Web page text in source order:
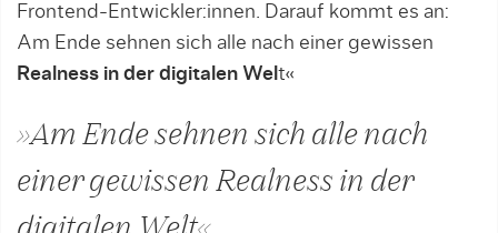
Frontend-Entwickler:innen. Darauf kommt es an:
Am Ende sehnen sich alle nach einer gewissen
Realness in der digitalen Wel t«
»Am Ende sehnen sich alle nach
einer gewissen Realness in der